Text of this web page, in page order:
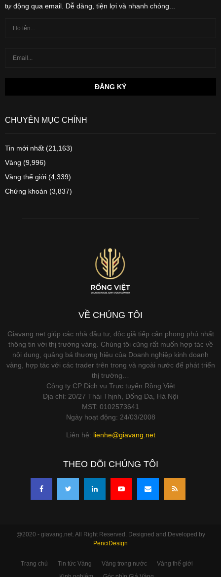
tự động qua email. Dễ dàng, tiện lợi và nhanh chóng...
CHUYÊN MỤC CHÍNH
Tin mới nhất (21,163)
Vàng (9,996)
Vàng thế giới (4,339)
Chứng khoán (3,837)
VỀ CHÚNG TÔI
Giavang.net giúp các nhà đầu tư, độc giả tiếp cận phong phú nhất
thông tin với thị trường vàng. Chúng tôi cũng rất muốn hợp tác về
nội dung, quảng bá thương hiệu của Doanh nghiệp kinh doanh
vàng, hợp tác với các trader trên trong và ngoài nước để phát triển
thị trường…
Công ty CP Dịch vụ Trực tuyến Rồng Việt
Địa chỉ: 20/27 Thái Thịnh, Đống Đa, Hà Nội
MST: 0102573641
Ngày hoạt động: 24/03/2008
Liên hệ: lienhe@giavang.net
THEO DÕI CHÚNG TÔI
@2020 - giavang.net. All Right Reserved. Designed and Developed by
PenciDesign
Trang chủ Tin tức Vàng Vàng trong nước
Vàng thế giới